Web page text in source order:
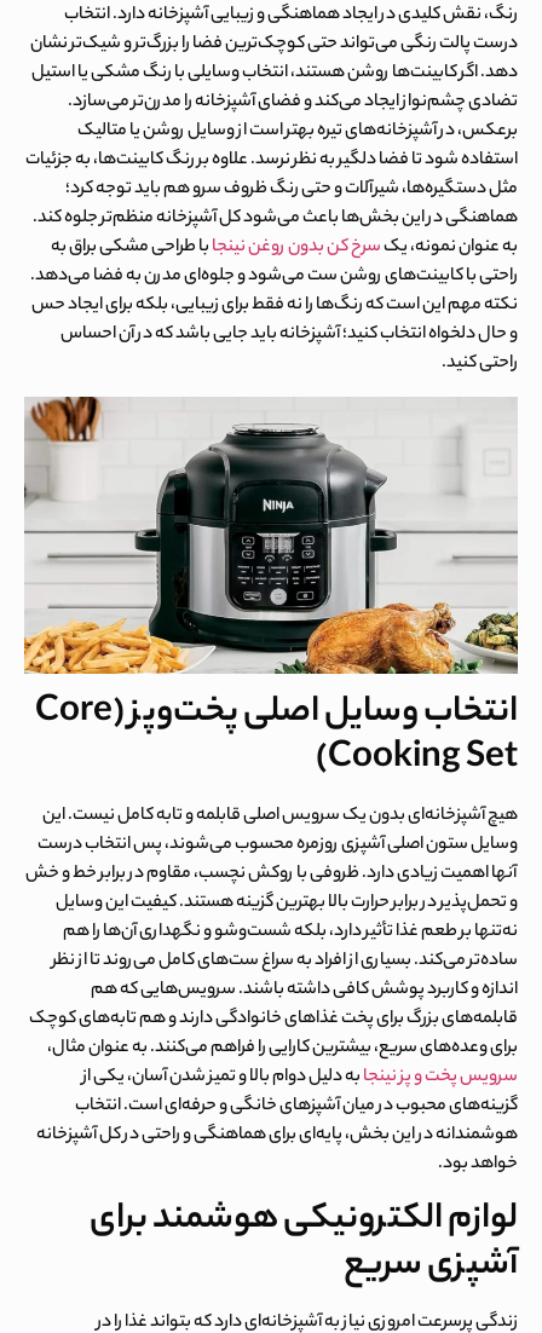
رنگ، نقش کلیدی در ایجاد هماهنگی و زیبایی آشپزخانه دارد. انتخاب
درست پالت رنگی می‌تواند حتی کوچک‌ترین فضا را بزرگ‌تر و شیک‌تر نشان
دهد. اگر کابینت‌ها روشن هستند، انتخاب وسایلی با رنگ مشکی یا استیل
تضادی چشم‌نواز ایجاد می‌کند و فضای آشپزخانه را مدرن‌تر می‌سازد.
برعکس، در آشپزخانه‌های تیره بهتر است از وسایل روشن یا متالیک
استفاده شود تا فضا دلگیر به نظر نرسد. علاوه بر رنگ کابینت‌ها، به جزئیات
مثل دستگیره‌ها، شیرآلات و حتی رنگ ظروف سرو هم باید توجه کرد؛
هماهنگی در این بخش‌ها باعث می‌شود کل آشپزخانه منظم‌تر جلوه کند.
به عنوان نمونه، یکسرخ‌ کن بدون روغن نینجابا طراحی مشکی براق به
راحتی با کابینت‌های روشن ست می‌شود و جلوه‌ای مدرن به فضا می‌دهد.
نکته مهم این است که رنگ‌ها را نه فقط برای زیبایی، بلکه برای ایجاد حس
و حال دلخواه انتخاب کنید؛ آشپزخانه باید جایی باشد که در آن احساس
راحتی کنید.
انتخاب وسایل اصلی پخت‌وپز (Core
Cooking Set)
هیچ آشپزخانه‌ای بدون یک سرویس اصلی قابلمه و تابه کامل نیست. این
وسایل ستون اصلی آشپزی روزمره محسوب می‌شوند، پس انتخاب درست
آنها اهمیت زیادی دارد. ظروفی با روکش نچسب، مقاوم در برابر خط و خش
و تحمل‌پذیر در برابر حرارت بالا بهترین گزینه هستند. کیفیت این وسایل
نه‌تنها بر طعم غذا تأثیر دارد، بلکه شست‌وشو و نگهداری آن‌ها را هم
ساده‌تر می‌کند. بسیاری از افراد به سراغ ست‌های کامل می‌روند تا از نظر
اندازه و کاربرد پوشش کافی داشته باشند. سرویس‌هایی که هم
قابلمه‌های بزرگ برای پخت غذاهای خانوادگی دارند و هم تابه‌های کوچک
برای وعده‌های سریع، بیشترین کارایی را فراهم می‌کنند. به عنوان مثال،
سرویس پخت و پز نینجابه دلیل دوام بالا و تمیز شدن آسان، یکی از
گزینه‌های محبوب در میان آشپزهای خانگی و حرفه‌ای است. انتخاب
هوشمندانه در این بخش، پایه‌ای برای هماهنگی و راحتی در کل آشپزخانه
خواهد بود.
لوازم الکترونیکی هوشمند برای
آشپزی سریع
زندگی پرسرعت امروزی نیاز به آشپزخانه‌ای دارد که بتواند غذا را در